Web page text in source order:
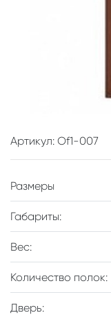
Артикул: Of1-007
Размеры
Габариты:
Вес:
Количество полок:
Дверь: